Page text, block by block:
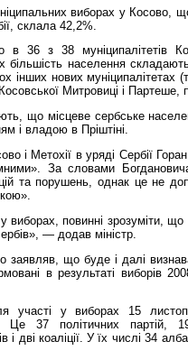
виборах у Косово,
склала 42,2%.
в 36 з 38 муніципалітетів
більшість населення
інших нових муніципалітетах
Митровиці і Партеше,
що місцеве сербське
і владою в Пріштіні.
і Метохії в уряді Сербії
За словами
та порушень, однак це не
виборах, повинні зрозуміти,
— додав міністр.
заявляв, що буде і далі
в результаті виборів
у виборах 15
Це 37 політичних партій,
і дві коаліції. У їх числі 34